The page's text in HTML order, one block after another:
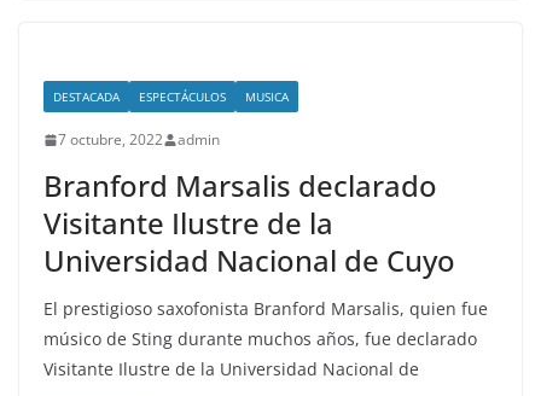
DESTACADA ESPECTÁCULOS MUSICA
7 octubre, 2022 admin
Branford Marsalis declarado
Visitante Ilustre de la
Universidad Nacional de Cuyo
El prestigioso saxofonista Branford Marsalis, quien fue
músico de Sting durante muchos años, fue declarado
Visitante Ilustre de la Universidad Nacional de